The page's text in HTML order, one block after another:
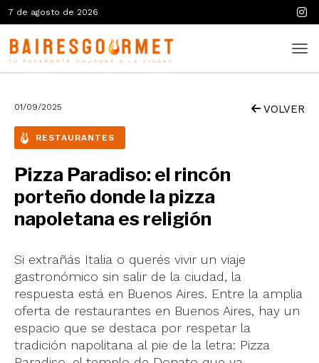
7 de agosto de 2026
01/09/2025 VOLVER
RESTAURANTES
Pizza Paradiso: el rincón
porteño donde la pizza
napoletana es religión
Si extrañás Italia o querés vivir un viaje
gastronómico sin salir de la ciudad, la
respuesta está en Buenos Aires. Entre la amplia
oferta de restaurantes en Buenos Aires, hay un
espacio que se destaca por respetar la
tradición napolitana al pie de la letra: Pizza